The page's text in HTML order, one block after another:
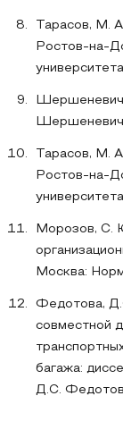
Тарасов, М.
Ростов-на-
Тарасов, М.
Ростов-на-
Морозов, С.
Москва:
Федотова,
совместной
багажа:
Д.С.